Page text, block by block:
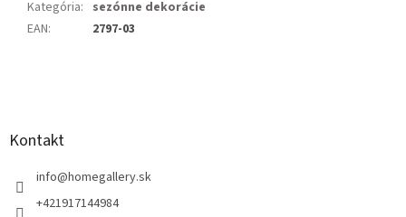
Kategória: sezónne dekorácie
EAN: 2797-03
Kontakt
info@homegallery.sk
+421917144984